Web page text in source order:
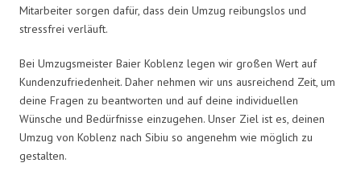
Mitarbeiter sorgen dafür, dass dein Umzug reibungslos und
stressfrei verläuft.
Bei Umzugsmeister Baier Koblenz legen wir großen Wert auf
Kundenzufriedenheit. Daher nehmen wir uns ausreichend Zeit, um
deine Fragen zu beantworten und auf deine individuellen
Wünsche und Bedürfnisse einzugehen. Unser Ziel ist es, deinen
Umzug von Koblenz nach Sibiu so angenehm wie möglich zu
gestalten.